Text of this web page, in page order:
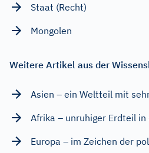
Staat (Recht)
Mongolen
Weitere Artikel aus der
Asien – ein Weltteil mit
Afrika – unruhiger Erdteil in
Europa – im Zeichen der